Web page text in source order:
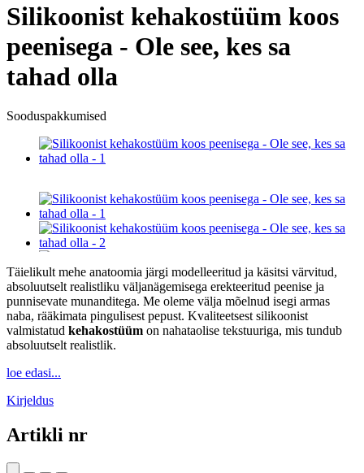
Silikoonist kehakostüüm koos
peenisega - Ole see, kes sa
tahad olla
Sooduspakkumised
Täielikult mehe anatoomia järgi modelleeritud ja käsitsi värvitud,
absoluutselt realistliku väljanägemisega erekteeritud peenise ja
punnisevate munanditega. Me oleme välja mõelnud isegi armas
naba, rääkimata pingulisest pepust. Kvaliteetsest silikoonist
valmistatud kehakostüüm on nahataolise tekstuuriga, mis tundub
absoluutselt realistlik.
loe edasi...
Kirjeldus
Artikli nr